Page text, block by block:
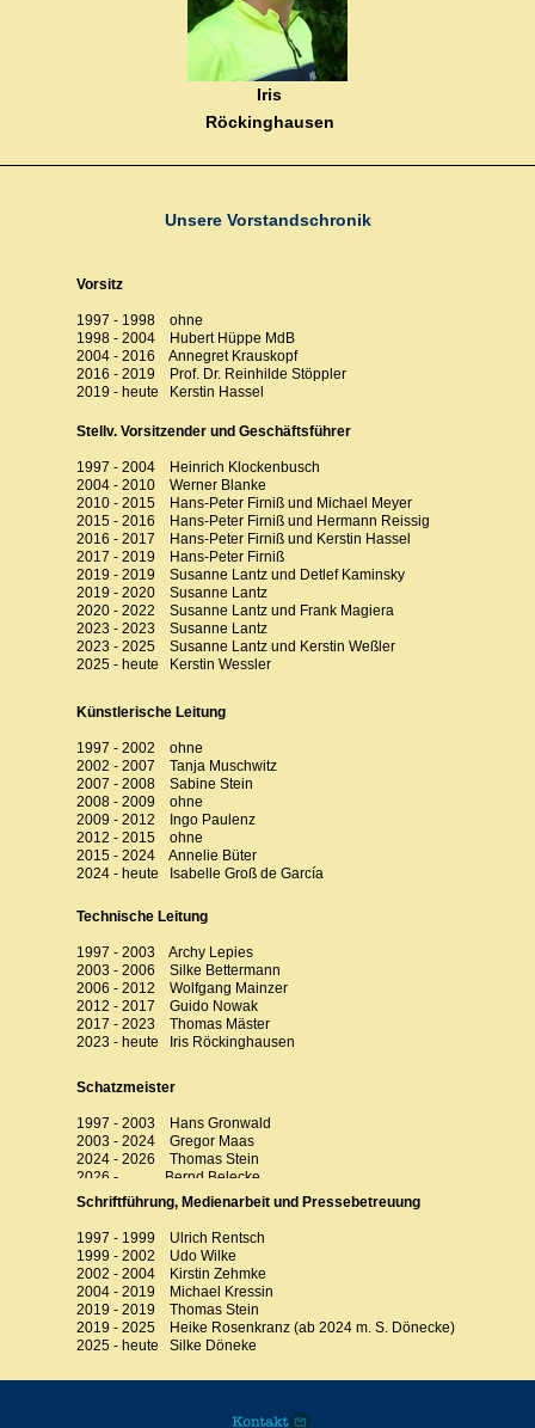
Iris
Röckinghausen
Unsere Vorstandschronik
Vorsitz
1997 - 1998 ohne
1998 - 2004 Hubert Hüppe MdB
2004 - 2016 Annegret Krauskopf
2016 - 2019 Prof. Dr. Reinhilde Stöppler
2019 - heute Kerstin Hassel
Stellv. Vorsitzender und Geschäftsführer
1997 - 2004 Heinrich Klockenbusch
2004 - 2010 Werner Blanke
2010 - 2015 Hans-Peter Firniß und Michael Meyer
2015 - 2016 Hans-Peter Firniß und Hermann Reissig
2016 - 2017 Hans-Peter Firniß und Kerstin Hassel
2017 - 2019 Hans-Peter Firniß
2019 - 2019 Susanne Lantz und Detlef Kaminsky
2019 - 2020 Susanne Lantz
2020 - 2022 Susanne Lantz und Frank Magiera
2023 - 2023 Susanne Lantz
2023 - 2025 Susanne Lantz und Kerstin Weßler
2025 - heute Kerstin Wessler
Schatzmeister
1997 - 2003 Hans Gronwald
2003 - 2024 Gregor Maas
2024 - 2026 Thomas Stein
2026 - Bernd Belecke
Schriftführung, Medienarbeit und Pressebetreuung
1997 - 1999 Ulrich Rentsch
1999 - 2002 Udo Wilke
2002 - 2004 Kirstin Zehmke
2004 - 2019 Michael Kressin
2019 - 2019 Thomas Stein
2019 - 2025 Heike Rosenkranz (ab 2024 m. S. Dönecke)
2025 - heute Silke Döneke
Technische Leitung
1997 - 2003 Archy Lepies
2003 - 2006 Silke Bettermann
2006 - 2012 Wolfgang Mainzer
2012 - 2017 Guido Nowak
2017 - 2023 Thomas Mäster
2023 - heute Iris Röckinghausen
Künstlerische Leitung
1997 - 2002 ohne
2002 - 2007 Tanja Muschwitz
2007 - 2008 Sabine Stein
2008 - 2009 ohne
2009 - 2012 Ingo Paulenz
2012 - 2015 ohne
2015 - 2024 Annelie Büter
2024 - heute
Isabelle Groß de García